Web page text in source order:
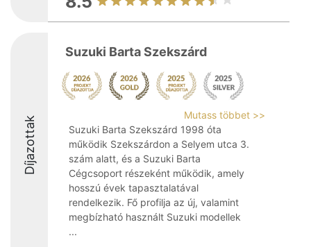
Díjazottak
Suzuki Barta Szekszárd
Mutass többet >>
Suzuki Barta Szekszárd 1998 óta
működik Szekszárdon a Selyem utca 3.
szám alatt, és a Suzuki Barta
Cégcsoport részeként működik, amely
hosszú évek tapasztalatával
rendelkezik. Fő profilja az új, valamint
megbízható használt Suzuki modellek
...